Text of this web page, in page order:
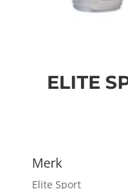
ELITE
Merk
Elite Sport